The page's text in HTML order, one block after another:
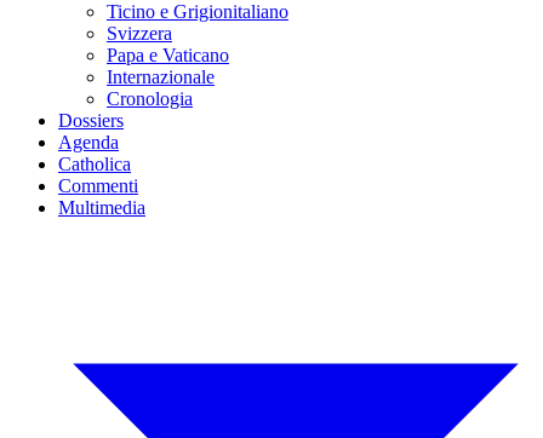
Ticino e Grigionitaliano
Svizzera
Papa e Vaticano
Internazionale
Cronologia
Dossiers
Agenda
Catholica
Commenti
Multimedia